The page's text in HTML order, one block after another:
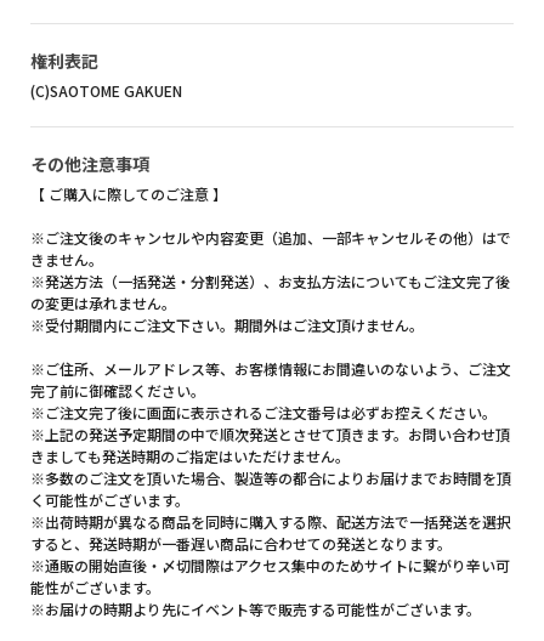
権利表記
(C)SAOTOME GAKUEN
その他注意事項
【 ご購入に際してのご注意 】
※ご注文後のキャンセルや内容変更（追加、一部キャンセルその他）はで
きません。
※発送方法（一括発送・分割発送）、お支払方法についてもご注文完了後
の変更は承れません。
※受付期間内にご注文下さい。期間外はご注文頂けません。
※ご住所、メールアドレス等、お客様情報にお間違いのないよう、ご注文
完了前に御確認ください。
※ご注文完了後に画面に表示されるご注文番号は必ずお控えください。
※上記の発送予定期間の中で順次発送とさせて頂きます。お問い合わせ頂
きましても発送時期のご指定はいただけません。
※多数のご注文を頂いた場合、製造等の都合によりお届けまでお時間を頂
く可能性がございます。
※出荷時期が異なる商品を同時に購入する際、配送方法で一括発送を選択
すると、発送時期が一番遅い商品に合わせての発送となります。
※通販の開始直後・〆切間際はアクセス集中のためサイトに繋がり辛い可
能性がございます。
※お届けの時期より先にイベント等で販売する可能性がございます。